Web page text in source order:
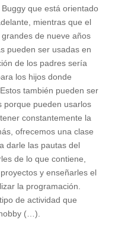
que está orientado
mientras que el
de nueve años
pueden ser usadas en
de los padres sería
los hijos donde
también pueden ser
porque pueden usarlos
constantemente la
ofrecemos una clase
darle las pautas del
de lo que contiene,
y enseñarles el
la programación.
de actividad que
(…).